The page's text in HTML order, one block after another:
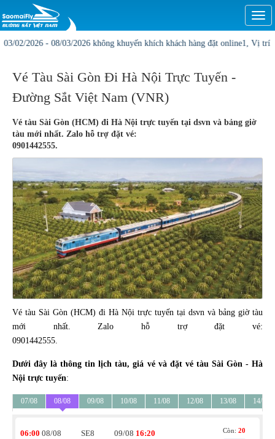
03/2026 không khuyến khích khách hàng đặt online1, Vị trí và giá có
Vé Tàu Sài Gòn Đi Hà Nội Trực Tuyến -
Đường Sắt Việt Nam (VNR)
Vé tàu Sài Gòn (HCM) đi Hà Nội trực tuyến tại dsvn và bảng giờ
tàu mới nhất. Zalo hỗ trợ đặt vé:
0901442555.
Vé tàu Sài Gòn (HCM) đi Hà Nội trực tuyến tại dsvn và bảng giờ tàu
mới nhất. Zalo hỗ trợ đặt vé:
0901442555.
Dưới đây là thông tin lịch tàu, giá vé và đặt vé tàu Sài Gòn - Hà
Nội trực tuyến:
07/08 08/08 09/08 10/08 11/08 12/08 13/08 14/08
06:00 08/08 SE8 09/08 16:20 Còn:20